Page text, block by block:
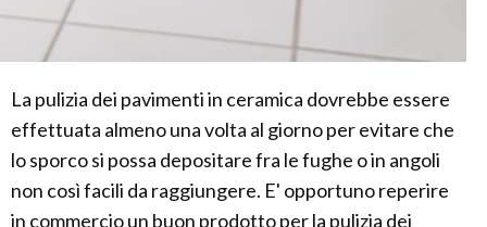
La pulizia dei pavimenti in ceramica dovrebbe essere
effettuata almeno una volta al giorno per evitare che
lo sporco si possa depositare fra le fughe o in angoli
non così facili da raggiungere. E' opportuno reperire
in commercio un buon prodotto per la pulizia dei